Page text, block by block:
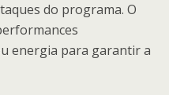
do programa. O
energia para garantir a